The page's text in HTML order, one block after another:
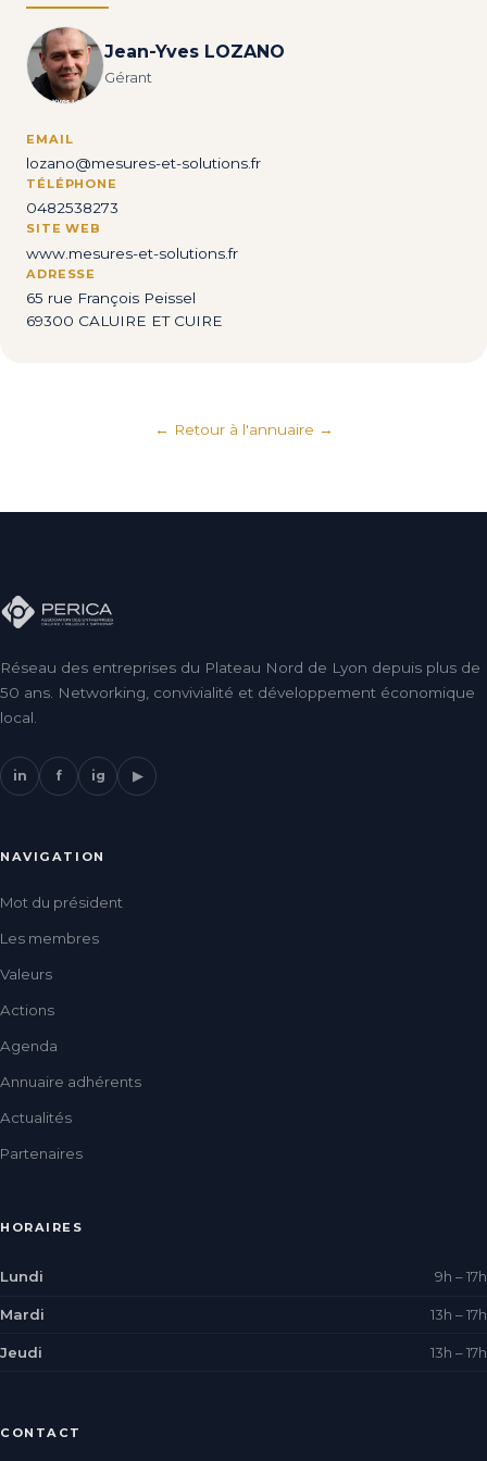
Jean-Yves LOZANO
Gérant
EMAIL
lozano@mesures-et-solutions.fr
TÉLÉPHONE
0482538273
SITE WEB
www.mesures-et-solutions.fr
ADRESSE
65 rue François Peissel
69300 CALUIRE ET CUIRE
← Retour à l'annuaire
Réseau des entreprises du Plateau Nord de Lyon depuis plus de
50 ans. Networking, convivialité et développement économique
local.
in f ig ▶
NAVIGATION
Mot du président
Les membres
Valeurs
Actions
Agenda
Annuaire adhérents
Actualités
Partenaires
HORAIRES
Lundi 9h – 17h
Mardi 13h – 17h
Jeudi 13h – 17h
CONTACT